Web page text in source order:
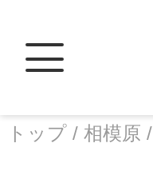
トップ / 相模原 /